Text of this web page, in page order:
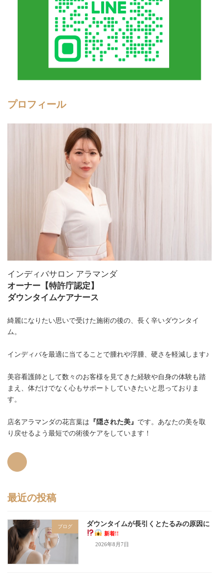
プロフィール
インディバサロン アラマンダ
オーナー【特許庁認定】
ダウンタイムケアナース
綺麗になりたい思いで受けた施術の後の、長く辛いダウンタイ
ム。
インディバを最適に当てることで腫れや浮腫、硬さを軽減します♪
美容看護師として数々のお客様を見てきた経験や自身の体験も踏
まえ、体だけでなく心もサポートしていきたいと思っておりま
す。
店名アラマンダの花言葉は 『隠された美』 です。あなたの美を取
り戻せるよう最短での術後ケアをしています！
最近の投稿
ブログ ダウンタイムが長引くとたるみの原因に
新着!!
2026年8月7日